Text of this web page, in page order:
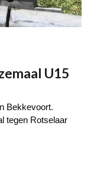
U15
Bekkevoort.
tegen Rotselaar